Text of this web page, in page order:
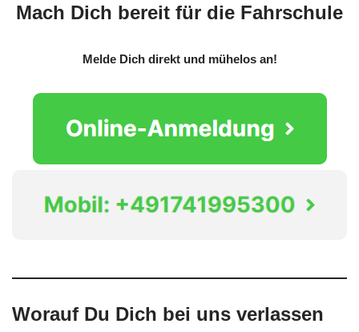
Mach Dich bereit für die Fahrschule
Melde Dich direkt und mühelos an!
Worauf Du Dich bei uns verlassen